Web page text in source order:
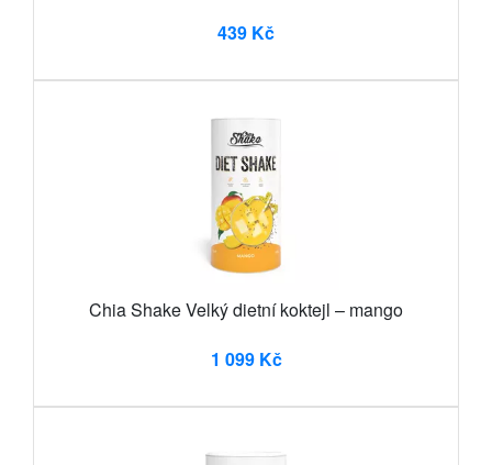
439 Kč
Chia Shake Velký dietní koktejl – mango
1 099 Kč